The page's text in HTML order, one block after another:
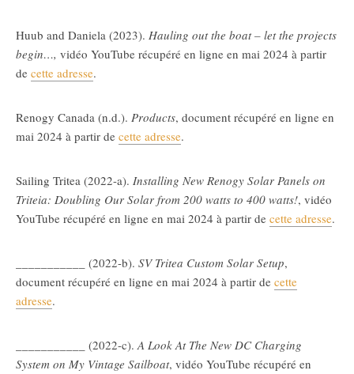
Huub and Daniela (2023). Hauling out the boat – let the projects
begin…, vidéo YouTube récupéré en ligne en mai 2024 à partir
de cette adresse.
Renogy Canada (n.d.). Products, document récupéré en ligne en
mai 2024 à partir de cette adresse.
Sailing Tritea (2022-a). Installing New Renogy Solar Panels on
Triteia: Doubling Our Solar from 200 watts to 400 watts!, vidéo
YouTube récupéré en ligne en mai 2024 à partir de cette adresse.
___________ (2022-b). SV Tritea Custom Solar Setup,
document récupéré en ligne en mai 2024 à partir de cette
adresse.
___________ (2022-c).A Look At The New DC Charging
System on My Vintage Sailboat, vidéo YouTube récupéré en